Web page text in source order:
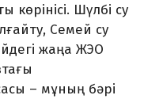
Шүлбі су
Семей су
жаңа ЖЭО
– мұның бәрі